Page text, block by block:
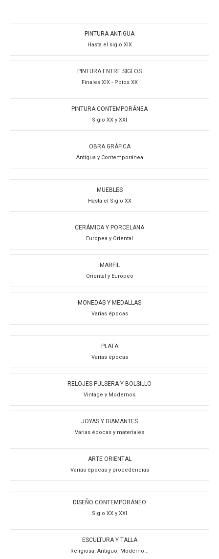
PINTURA ANTIGUA
Hasta el siglo XIX
PINTURA ENTRE SIGLOS
Finales XIX - Ppios XX
PINTURA CONTEMPORÁNEA
Siglo XX y XXI
OBRA GRÁFICA
Antigua y Contemporánea
MUEBLES
Hasta el Siglo XX
CERÁMICA Y PORCELANA
Europea y Oriental
MARFIL
Oriental y Europeo
MONEDAS Y MEDALLAS
Varias épocas
PLATA
Varias épocas
RELOJES PULSERA Y BOLSILLO
Vintage y Modernos
JOYAS Y DIAMANTES
Varias épocas y materiales
ARTE ORIENTAL
Varias épocas y procedencias
DISEÑO CONTEMPORÁNEO
Siglo XX y XXI
ESCULTURA Y TALLA
Religiosa, Antiguo, Moderno...